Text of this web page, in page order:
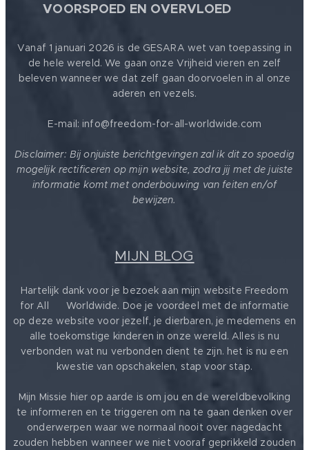
VOORSPOED EN OVERVLOED
Vanaf 1 januari 2026 is de GESARA wet van toepassing in
de hele wereld. We gaan onze Vrijheid vieren en zelf
beleven wanneer we dat zelf gaan doorvoelen in al onze
aderen en vezels.
E-mail: info@freedom-for-all-worldwide.com
Disclaimer: Bij onjuiste berichtgevingen zal ik dit zo spoedig
mogelijk rectificeren op mijn website, zodra jij met de juiste
informatie komt met onderbouwing van feiten en/of
bewijzen.
MIJN BLOG
Hartelijk dank voor je bezoek aan mijn website Freedom
for All ❤️ Worldwide. Doe je voordeel met de informatie
op deze website voor jezelf, je dierbaren, je medemens en
alle toekomstige kinderen in onze wereld. Alles is nu
verbonden wat nu verbonden dient te zijn. het is nu een
kwestie van opschakelen, stap voor stap.
Mijn Missie hier op aarde is om jou en de wereldbevolking
te informeren en te triggeren om na te gaan denken over
onderwerpen waar we normaal nooit over nagedacht
zouden hebben wanneer we niet vooraf geprikkeld zouden